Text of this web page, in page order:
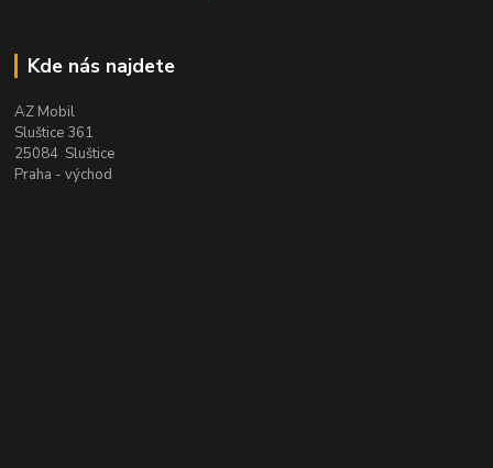
Kde nás najdete
AZ Mobil
Sluštice 361
25084 Sluštice
Praha - východ